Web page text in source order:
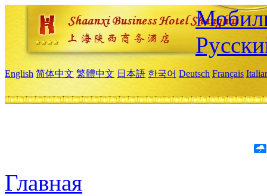
English 简体中文 繁體中文 日本語 한국어 Deutsch Français
Главная